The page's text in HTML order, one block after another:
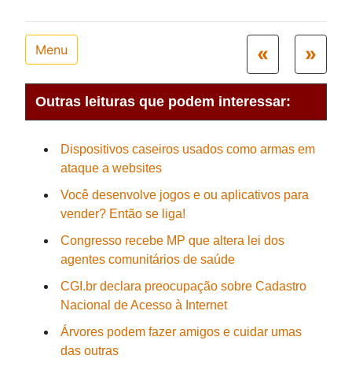
Menu « »
Outras leituras que podem interessar:
Dispositivos caseiros usados como armas em
ataque a websites
Você desenvolve jogos e ou aplicativos para
vender? Então se liga!
Congresso recebe MP que altera lei dos
agentes comunitários de saúde
CGI.br declara preocupação sobre Cadastro
Nacional de Acesso à Internet
Árvores podem fazer amigos e cuidar umas
das outras